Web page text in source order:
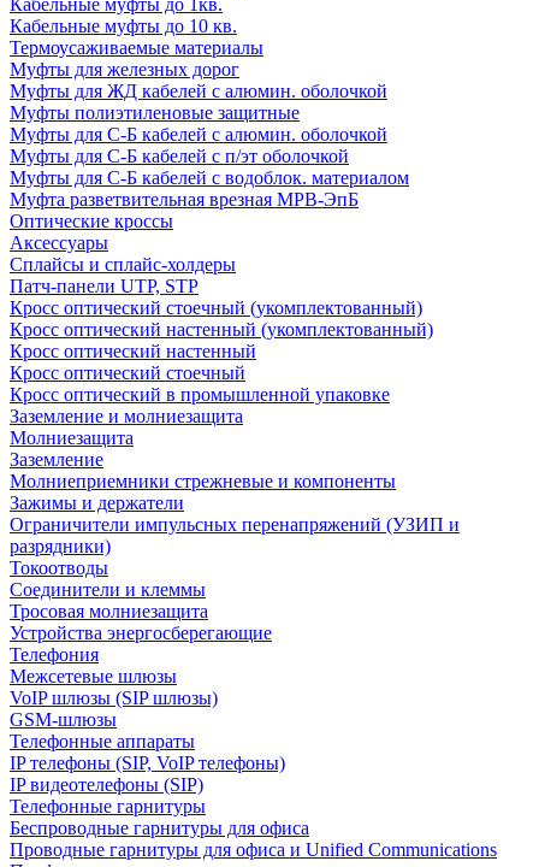
Кабельные муфты до 1кв.
Кабельные муфты до 10 кв.
Термоусаживаемые материалы
Муфты для железных дорог
Муфты для ЖД кабелей с алюмин. оболочкой
Муфты полиэтиленовые защитные
Муфты для С-Б кабелей с алюмин. оболочкой
Муфты для С-Б кабелей с п/эт оболочкой
Муфты для С-Б кабелей с водоблок. материалом
Муфта разветвительная врезная МРВ-ЭпБ
Оптические кроссы
Аксессуары
Сплайсы и сплайс-холдеры
Патч-панели UTP, STP
Кросс оптический стоечный (укомплектованный)
Кросс оптический настенный (укомплектованный)
Кросс оптический настенный
Кросс оптический стоечный
Кросс оптический в промышленной упаковке
Заземление и молниезащита
Молниезащита
Заземление
Молниеприемники стрежневые и компоненты
Зажимы и держатели
Ограничители импульсных перенапряжений (УЗИП и
разрядники)
Токоотводы
Соединители и клеммы
Тросовая молниезащита
Устройства энергосберегающие
Телефония
Межсетевые шлюзы
VoIP шлюзы (SIP шлюзы)
GSM-шлюзы
Телефонные аппараты
IP телефоны (SIP, VoIP телефоны)
IP видеотелефоны (SIP)
Телефонные гарнитуры
Беспроводные гарнитуры для офиса
Проводные гарнитуры для офиса и Unified Communications